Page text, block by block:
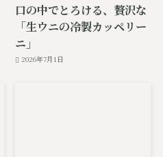
口の中でとろける、贅沢な
「生ウニの冷製カッペリー
ニ」
2026年7月1日